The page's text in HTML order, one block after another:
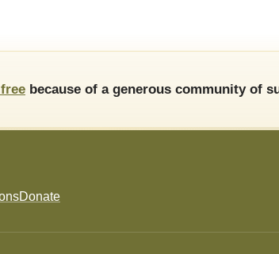
because of a generous community of
Donate